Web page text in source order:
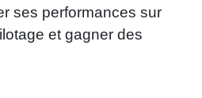
ses performances sur
et gagner des